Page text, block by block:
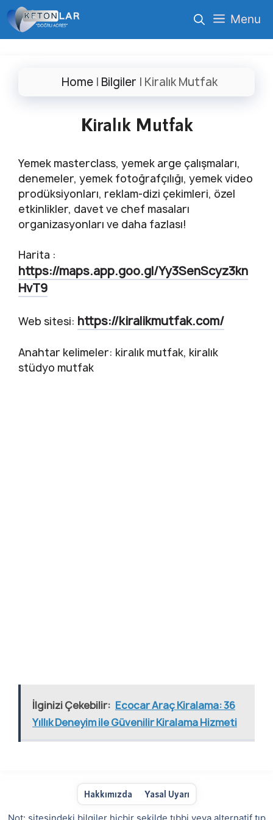
İçeriğe
atla
Menu
Home | Bilgiler | Kiralık Mutfak
Kiralık Mutfak
Yemek masterclass, yemek arge çalışmaları,
denemeler, yemek fotoğrafçılığı, yemek video
prodüksiyonları, reklam-dizi çekimleri, özel
etkinlikler, davet ve chef masaları
organizasyonları ve daha fazlası!
Harita :
https://maps.app.goo.gl/Yy3SenScyz3kn
HvT9
Web sitesi: https://kiralikmutfak.com/
Anahtar kelimeler: kiralık mutfak, kiralık
stüdyo mutfak
İlginizi Çekebilir: Ecocar Araç Kiralama: 36
Yıllık Deneyim ile Güvenilir Kiralama Hizmeti
Hakkımızda Yasal Uyarı